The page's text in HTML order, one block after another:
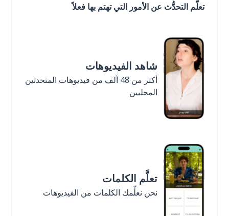
تعلَّم التحدُّث عن الأمور التي تهتم بها فعلاً
شاهد الفيديوهات
أكثر من 48 ألف من فيديوهات المتحدثين
المحليين
تعلَّم الكلمات
نحن نعلِّمك الكلمات من الفيديوهات